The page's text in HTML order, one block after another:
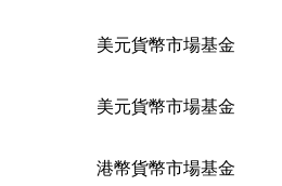
美元貨幣市場基金
美元貨幣市場基金
港幣貨幣市場基金